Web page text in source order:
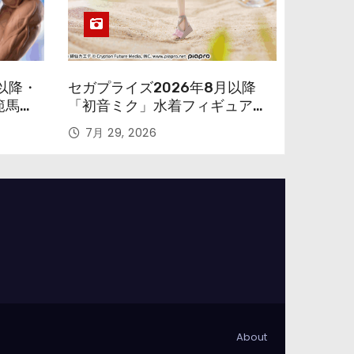
・
勇
セガプライズ2026年8月以降
「初音ミク」水着フィギュアが
色味を変えて再登場！
7月 29, 2026
About